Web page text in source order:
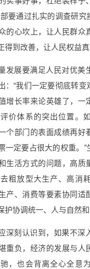
要通过扎实的调查研究
的心坎上，让人民群众
得到改善，让人民权益真
发展要满足人民对优美
：“我们一定要彻底转变
增长率来论英雄了，一
价体系的突出位置。
个部门的表面成绩再好
一定要占很大的权重。”
生活方式的问题，高质
粗放型大生产、高消
产、消费等要素协同适
护协调统一、人与自然和
深刻认识到，如果不深
重负，经济的发展与人
，也会背离全心全意